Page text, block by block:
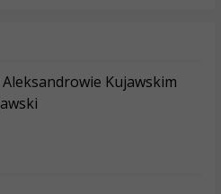
Kujawskim